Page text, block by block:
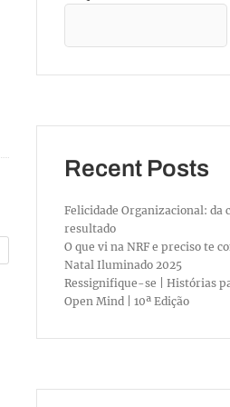
Recent Posts
Felicidade Organizacional: da
resultado
O que vi na NRF e preciso te
Natal Iluminado 2025
Ressignifique-se | Histórias
Open Mind | 10ª Edição